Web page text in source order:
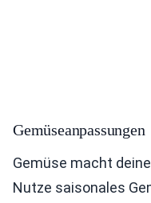
Gemüseanpassungen
Gemüse macht
Nutze saisonales